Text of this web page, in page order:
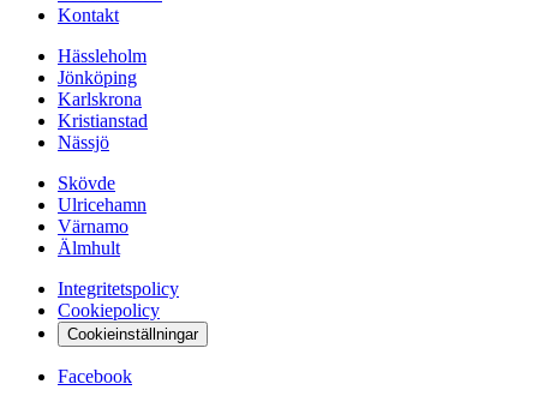
Kontakt
Hässleholm
Jönköping
Karlskrona
Kristianstad
Nässjö
Skövde
Ulricehamn
Värnamo
Älmhult
Integritetspolicy
Cookiepolicy
Cookieinställningar
Facebook